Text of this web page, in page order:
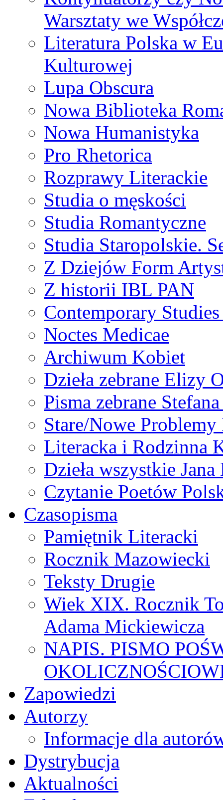
Warsztaty we
Literatura Polska w
Kulturowej
Lupa Obscura
Nowa Biblioteka
Nowa Humanistyka
Pro Rhetorica
Rozprawy Literackie
Studia o męskości
Studia Romantyczne
Studia Staropolskie.
Z Dziejów Form
Z historii IBL PAN
Contemporary
Noctes Medicae
Archiwum Kobiet
Dzieła zebrane Elizy
Pisma zebrane
Stare/Nowe
Literacka i Rodzinna
Dzieła wszystkie
Czytanie Poetów
Czasopisma
Pamiętnik Literacki
Rocznik Mazowiecki
Teksty Drugie
Wiek XIX. Rocznik
Adama Mickiewicza
NAPIS. PISMO
Zapowiedzi
Autorzy
Informacje dla
Dystrybucja
Aktualności